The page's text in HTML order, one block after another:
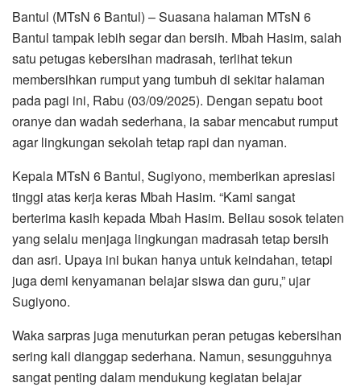
Bantul (MTsN 6 Bantul) – Suasana halaman MTsN 6
Bantul tampak lebih segar dan bersih. Mbah Hasim, salah
satu petugas kebersihan madrasah, terlihat tekun
membersihkan rumput yang tumbuh di sekitar halaman
pada pagi ini, Rabu (03/09/2025). Dengan sepatu boot
oranye dan wadah sederhana, ia sabar mencabut rumput
agar lingkungan sekolah tetap rapi dan nyaman.
Kepala MTsN 6 Bantul, Sugiyono, memberikan apresiasi
tinggi atas kerja keras Mbah Hasim. “Kami sangat
berterima kasih kepada Mbah Hasim. Beliau sosok telaten
yang selalu menjaga lingkungan madrasah tetap bersih
dan asri. Upaya ini bukan hanya untuk keindahan, tetapi
juga demi kenyamanan belajar siswa dan guru,” ujar
Sugiyono.
Waka sarpras juga menuturkan peran petugas kebersihan
sering kali dianggap sederhana. Namun, sesungguhnya
sangat penting dalam mendukung kegiatan belajar